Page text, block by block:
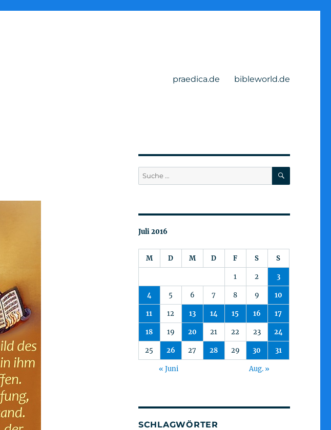
praedica.de bibleworld.de
Suche
nach:
SUCHEN
Juli 2016
M D M D F S S
1 2 3
4 5 6 7 8 9 10
11 12 13 14 15 16 17
18 19 20 21 22 23 24
25 26 27 28 29 30 31
« Juni Aug. »
SCHLAGWÖRTER